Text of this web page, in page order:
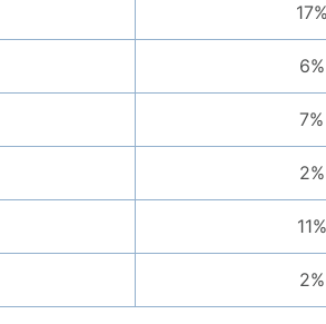
17%
6%
7%
2%
11%
2%